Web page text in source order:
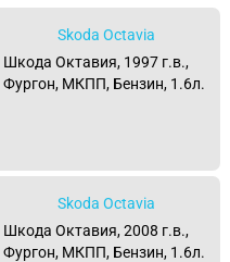
Skoda Octavia
Шкода Октавия, 1997 г.в.,
Фургон, МКПП, Бензин, 1.6л.
Skoda Octavia
Шкода Октавия, 2008 г.в.,
Фургон, МКПП, Бензин, 1.6л.